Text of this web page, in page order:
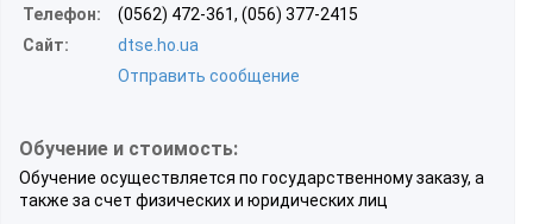
Телефон:
(0562) 472-361, (056) 377-2415
Сайт:
dtse.ho.ua
Отправить сообщение
Обучение и стоимость:
Обучение осуществляется по государственному заказу, а
также за счет физических и юридических лиц